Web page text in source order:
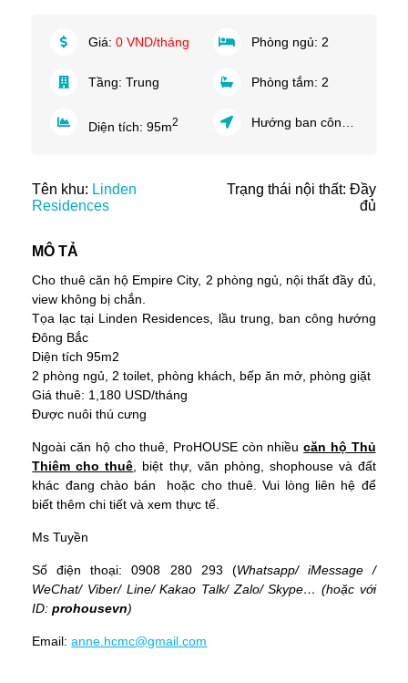
Giá:0 VND/tháng Phòng ngủ: 2
Tầng:Trung Phòng tắm: 2
Diện tích:95m2 Hướng ban công:
Tên khu: Linden
Residences
Trạng thái nội thất: Đầy
đủ
MÔ TẢ
Cho thuê căn hộ Empire City, 2 phòng ngủ, nội thất đầy đủ,
view không bị chắn.
Tọa lạc tại Linden Residences, lầu trung, ban công hướng
Đông Bắc
Diện tích 95m2
2 phòng ngủ, 2 toilet, phòng khách, bếp ăn mở, phòng giặt
Giá thuê: 1,180 USD/tháng
Được nuôi thú cưng
Ngoài căn hộ cho thuê, ProHOUSE còn nhiềucăn hộ Thủ
Thiêm cho thuê , biệt thự, văn phòng, shophouse và đất
khác đang chào bán hoặc cho thuê. Vui lòng liên hệ để
biết thêm chi tiết và xem thực tế.
Ms Tuyền
Số điện thoại: 0908 280 293 (Whatsapp/iMessage/
WeChat/Viber/Line/Kakao Talk/Zalo/ Skype… (hoặc với
ID:prohousevn)
Email:anne.hcmc@gmail.com